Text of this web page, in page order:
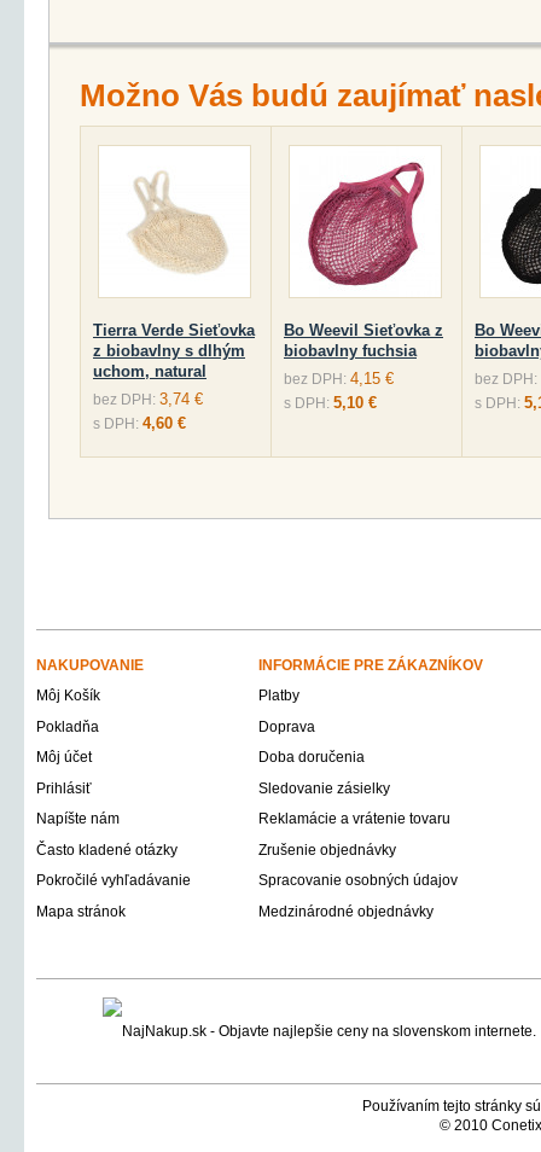
Možno Vás budú zaujímať
Tierra Verde Sieťovka
z biobavlny s dlhým
uchom, natural
bez DPH: 3,74 €
s DPH: 4,60 €
Bo Weevil Sieťovka z
biobavlny fuchsia
bez DPH: 4,15 €
s DPH: 5,10 €
Bo
bez DPH:
s DPH:
NAKUPOVANIE
INFORMÁCIE PRE ZÁKAZNÍKOV
Môj Košík
Platby
Pokladňa
Doprava
Môj účet
Doba doručenia
Prihlásiť
Sledovanie zásielky
Napíšte nám
Reklamácie a vrátenie tovaru
Často kladené otázky
Zrušenie objednávky
Pokročilé vyhľadávanie
Spracovanie osobných údajov
Mapa stránok
Medzinárodné objednávky
Používaním tejto stránky
© 2010